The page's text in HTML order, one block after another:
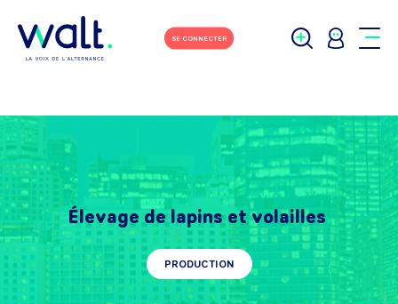
SE CONNECTER
Élevage de lapins et volailles
PRODUCTION